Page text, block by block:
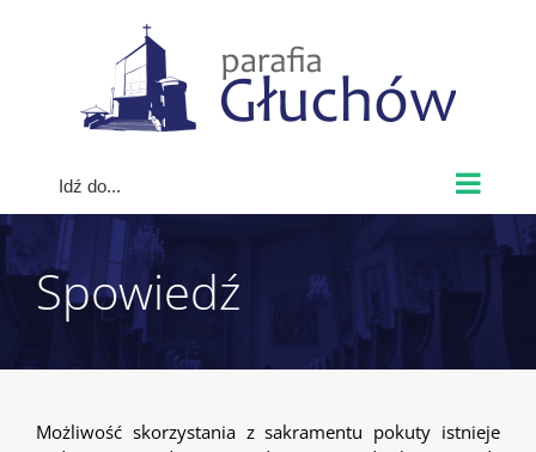
Idź do...
Spowiedź
Możliwość skorzystania z sakramentu pokuty istnieje